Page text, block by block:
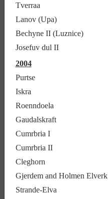
Tverraa
Lanov (Upa)
Bechyne II (Luznice)
Josefuv dul II
2004
Purtse
Iskra
Roenndoela
Gaudalskraft
Cumrbria I
Cumrbria II
Cleghorn
Gjerdem and Holmen Elverk
Strande-Elva